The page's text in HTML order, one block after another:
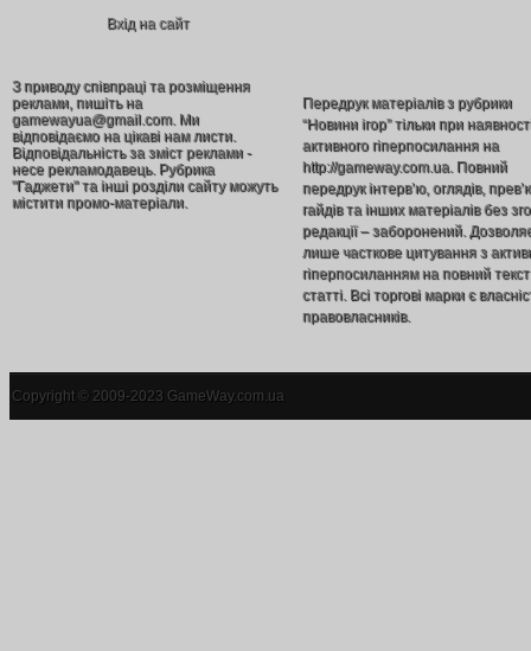
Вхід на сайт
З приводу співпраці та розміщення
реклами, пишіть на
gamewayua@gmail.com. Ми
відповідаємо на цікаві нам листи.
Відповідальність за зміст реклами -
несе рекламодавець. Рубрика
"Гаджети" та інші розділи сайту можуть
містити промо-матеріали.
Передрук матеріалів з рубрики
“Новини ігор” тільки при
активного гіперпосилання на
http://gameway.com.ua. Повний
передрук інтерв’ю, оглядів,
гайдів та інших матеріалів без
редакції – заборонений.
лише часткове цитування з
гіперпосиланням на повний текст
статті. Всі торгові марки є
правовласників.
Copyright © 2009-2023 GameWay.com.ua